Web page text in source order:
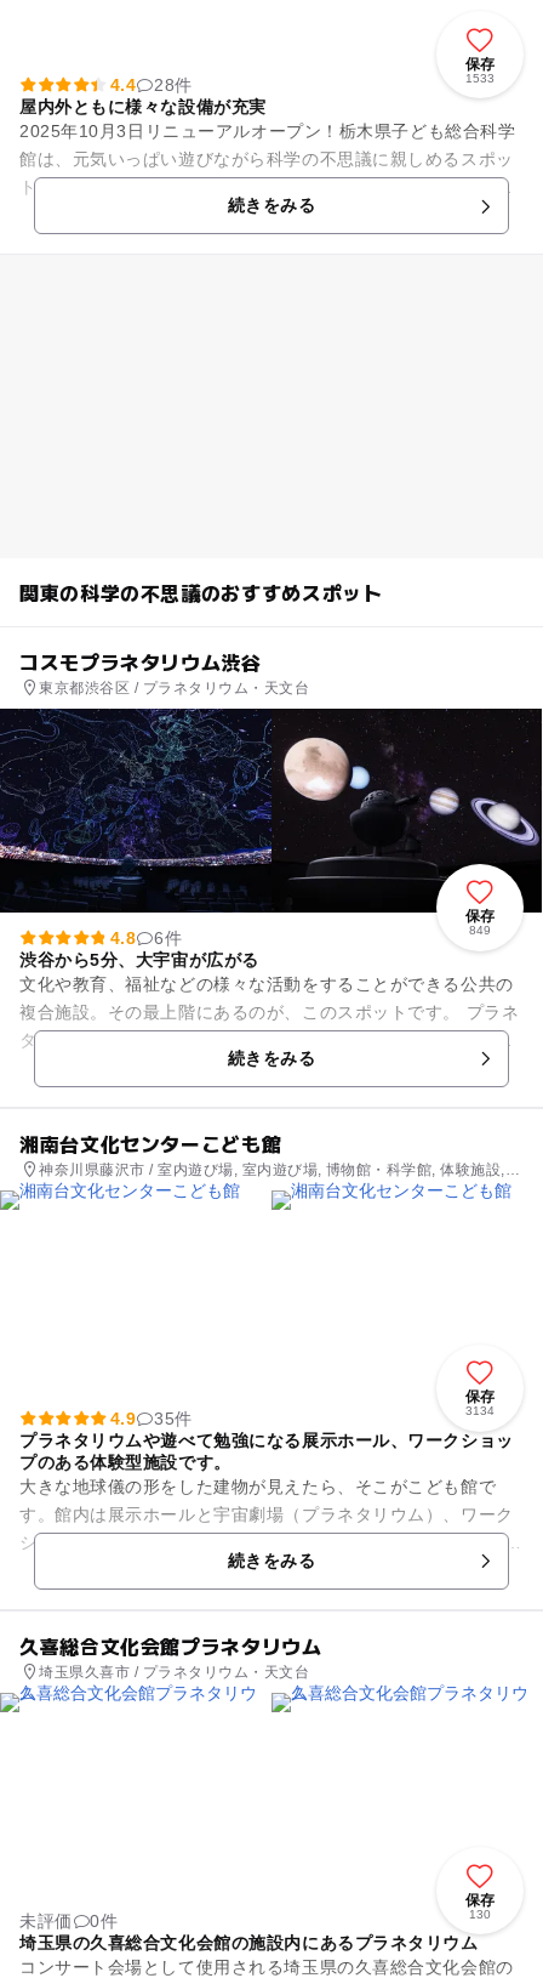
保存
1533
4.4
28件
屋内外ともに様々な設備が充実
2025年10月3日リニューアルオープン！栃木県子ども総合科学
館は、元気いっぱい遊びながら科学の不思議に親しめるスポッ
ト。屋内外ともに様々な設備が充実しており、家族でのお出か
続きをみる
関東の科学の不思議のおすすめスポット
コスモプラネタリウム渋谷
東京都渋谷区 / プラネタリウム・天文台
保存
849
4.8
6件
渋谷から5分、大宇宙が広がる
文化や教育、福祉などの様々な活動をすることができる公共の
複合施設。その最上階にあるのが、このスポットです。 プラネ
タリウムはもちろん、デジタル動画投影があり、星の色やまた
たきまで鮮明に再現され...続きをみる
湘南台文化センターこども館
神奈川県藤沢市 / 室内遊び場, 室内遊び場, 博物館・科学館, 体験施設,
プラネタリウム・天文台
保存
3134
4.9
35件
プラネタリウムや遊べて勉強になる展示ホール、ワークショッ
プのある体験型施設です。
大きな地球儀の形をした建物が見えたら、そこがこども館で
す。館内は展示ホールと宇宙劇場（プラネタリウム）、ワーク
ショップ室に分かれています。 地下1階展示ホールと2階円環ギ
続きをみる
久喜総合文化会館プラネタリウム
埼玉県久喜市 / プラネタリウム・天文台
保存
130
未評価
0件
埼玉県の久喜総合文化会館の施設内にあるプラネタリウム
コンサート会場として使用される埼玉県の久喜総合文化会館の